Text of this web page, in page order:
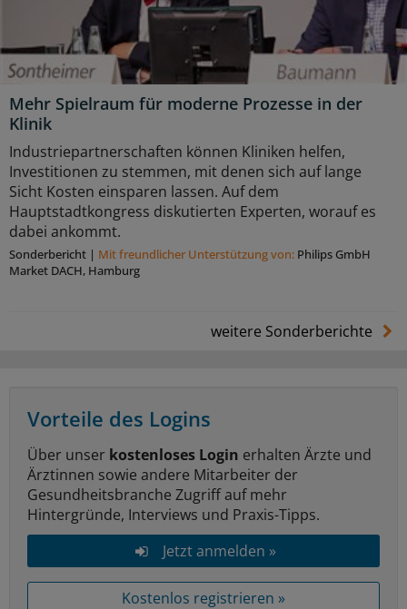
Mehr Spielraum für moderne Prozesse in der
Klinik
Industriepartnerschaften können Kliniken helfen,
Investitionen zu stemmen, mit denen sich auf lange
Sicht Kosten einsparen lassen. Auf dem
Hauptstadtkongress diskutierten Experten, worauf es
dabei ankommt.
Sonderbericht | Mit freundlicher Unterstützung von: Philips GmbH
Market DACH, Hamburg
weitere Sonderberichte
Vorteile des Logins
Über unser kostenloses Login erhalten Ärzte und
Ärztinnen sowie andere Mitarbeiter der
Gesundheitsbranche Zugriff auf mehr
Hintergründe, Interviews und Praxis-Tipps.
Jetzt anmelden »
Kostenlos registrieren »